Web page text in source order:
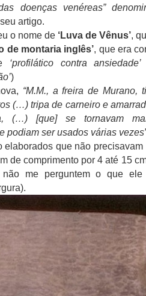
doenças venéreas”
artigo.
o nome de ‘Luva de Vênus’,
de montaria inglês’, que era
‘profilático contra ansiedade’
)
“M.M., a freira de Murano,
(…) tripa de carneiro e
(…) [que] se tornavam
podiam ser usados várias
elaborados que não
de comprimento por 4 até 15
me perguntem o que